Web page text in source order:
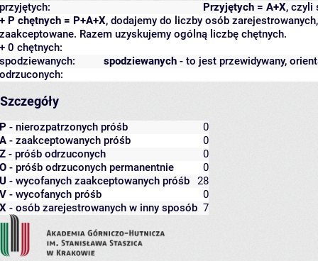
Przyjętych = A+X, czyli
przyjętych:
+ P chętnych = P+A+X, dodajemy do liczby osób
zaakceptowane. Razem uzyskujemy ogólną liczbę chętnych.
+ 0 chętnych:
spodziewanych - to jest przewidywany,
spodziewanych:
odrzuconych:
Szczegóły
P - nierozpatrzonych próśb
0
A - zaakceptowanych próśb
0
Z - próśb odrzuconych
0
O - próśb odrzuconych permanentnie
0
U - wycofanych zaakceptowanych próśb
28
V - wycofanych próśb
0
X - osób zarejestrowanych w inny sposób 7